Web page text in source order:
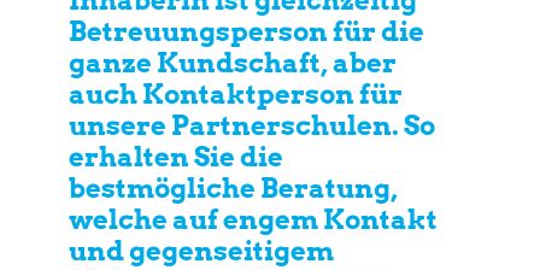
Betreuungsperson für die
ganze Kundschaft, aber
auch Kontaktperson für
unsere Partnerschulen. So
erhalten Sie die
bestmögliche Beratung,
welche auf engem Kontakt
und gegenseitigem